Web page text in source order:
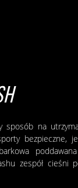
sposób na
bezpieczne,
zespół cieśni